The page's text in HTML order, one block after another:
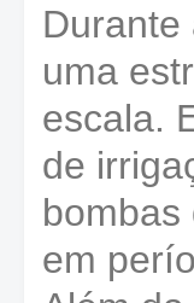
Durante
uma
escala.
de
bombas
em